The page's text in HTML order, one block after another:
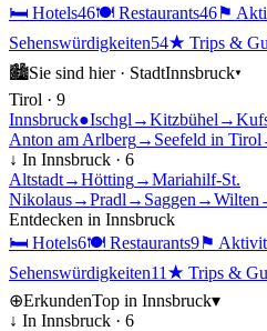
🛏 Hotels46🍽 Restaurants46⚑
Sehenswürdigkeiten54★ Trips &
🏙Sie sind hier · StadtInnsbruck▾
Tirol · 9
Innsbruck●Ischgl →Kitzbühel →
Anton am Arlberg→ Seefeld in Tirol
↓ In Innsbruck · 6
Altstadt→Hötting→Mariahilf-St.
Nikolaus→Pradl → Saggen →Wilten
Entdecken in Innsbruck
🛏 Hotels6🍽 Restaurants9⚑
Sehenswürdigkeiten11 ★ Trips &
⊕ErkundenTop in Innsbruck▾
↓ In Innsbruck · 6